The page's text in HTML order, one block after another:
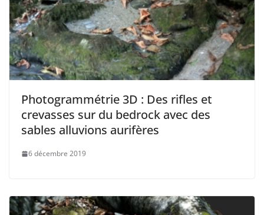
Photogrammétrie 3D : Des rifles et
crevasses sur du bedrock avec des
sables alluvions aurifères
6 décembre 2019